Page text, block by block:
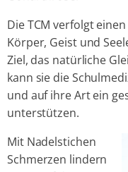
Die TCM verfolgt
Körper, Geist und
Ziel, das natürliche
kann sie die
und auf ihre Art ein
unterstützen.
Mit Nadelstichen
Schmerzen lindern